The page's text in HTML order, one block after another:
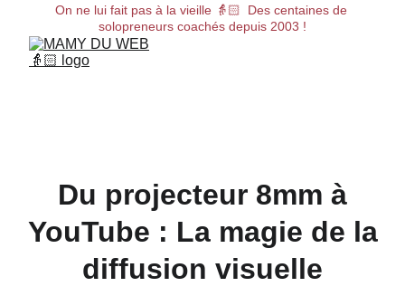
On ne lui fait pas à la vieille 👵🏻  Des centaines de
solopreneurs coachés depuis 2003 !
Du projecteur 8mm à
YouTube : La magie de la
diffusion visuelle